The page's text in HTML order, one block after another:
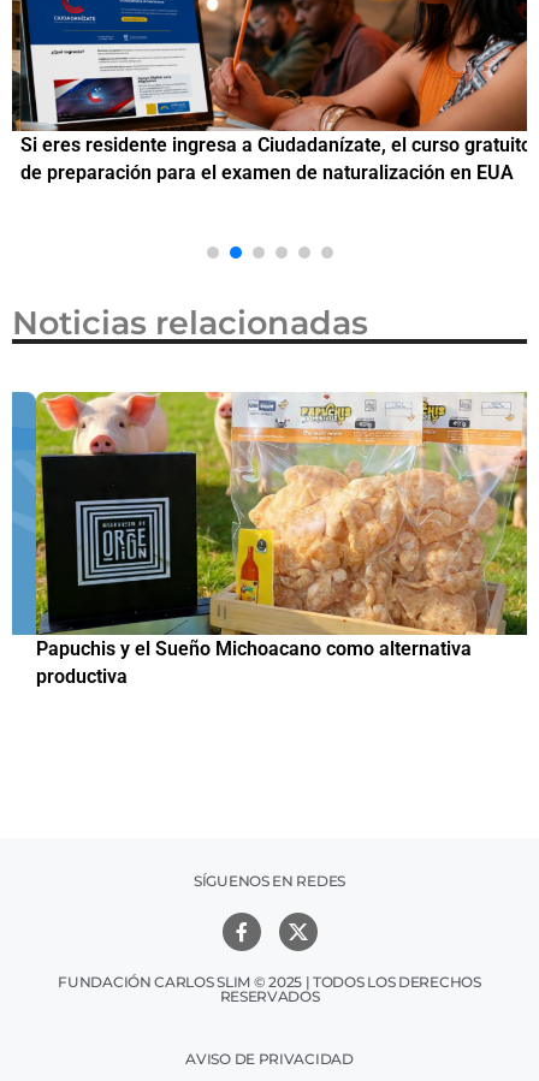
Si eres residente ingresa a Ciudadanízate, el curso gratuito
de preparación para el examen de naturalización en EUA
Noticias relacionadas
Papuchis y el Sueño Michoacano como alternativa
productiva
SÍGUENOS EN REDES
FUNDACIÓN CARLOS SLIM © 2025 | TODOS LOS DERECHOS
RESERVADOS
AVISO DE PRIVACIDAD